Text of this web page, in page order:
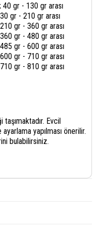
gr - 130 gr arası
gr - 210 gr arası
gr - 360 gr arası
gr - 480 gr arası
gr - 600 gr arası
gr - 710 gr arası
gr - 810 gr arası
Evcil
ayarlama yapılması önerilir.
bulabilirsiniz.